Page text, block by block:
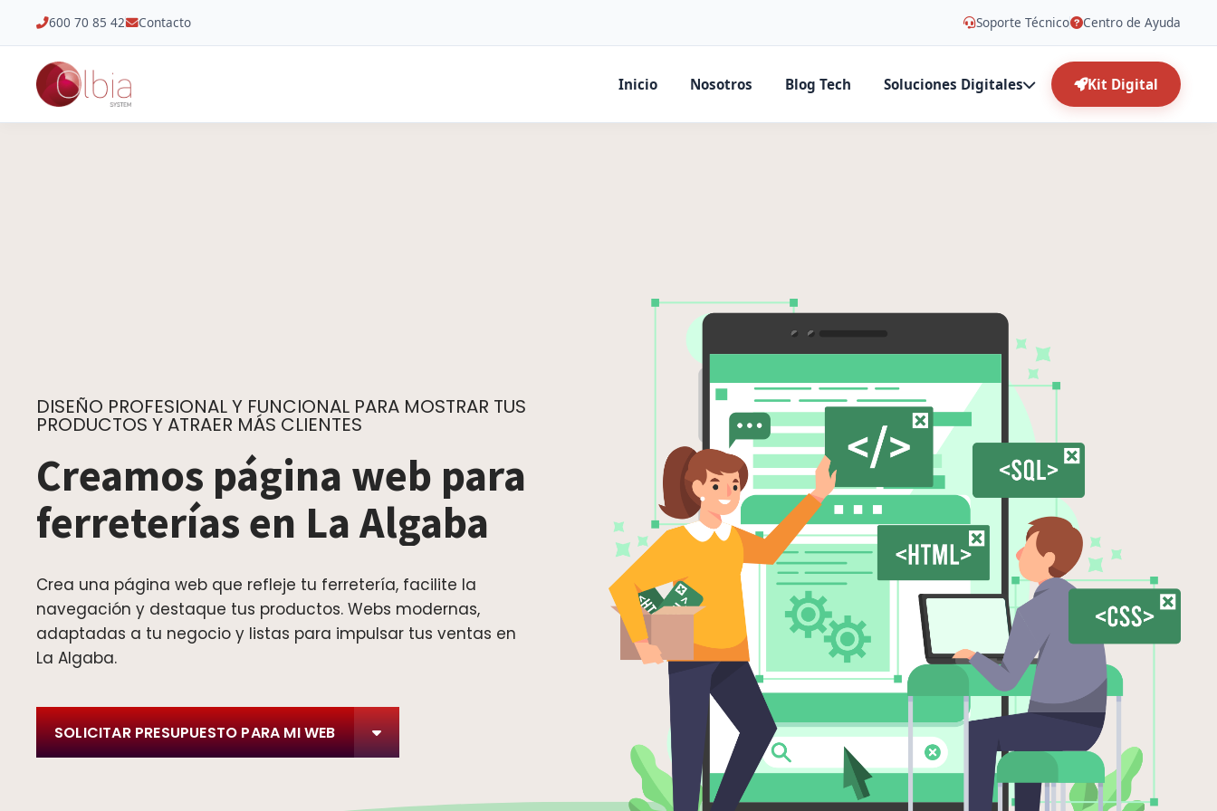
600 70 85 42 Contacto Soporte Técnico Centro de Ayuda
Inicio Nosotros Blog Tech Soluciones Digitales Kit Digital
DISEÑO PROFESIONAL Y FUNCIONAL PARA MOSTRAR TUS
PRODUCTOS Y ATRAER MÁS CLIENTES
Creamos página web para
ferreterías en La Algaba
Crea una página web que refleje tu ferretería, facilite la
navegación y destaque tus productos. Webs modernas,
adaptadas a tu negocio y listas para impulsar tus ventas en
La Algaba.
SOLICITAR PRESUPUESTO PARA MI WEB